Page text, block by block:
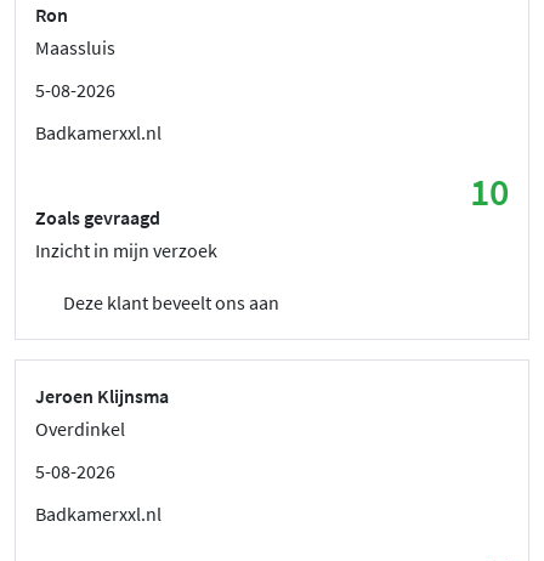
Ron
Maassluis
5-08-2026
Badkamerxxl.nl
10
Zoals gevraagd
Inzicht in mijn verzoek
Deze klant beveelt ons aan
Jeroen Klijnsma
Overdinkel
5-08-2026
Badkamerxxl.nl